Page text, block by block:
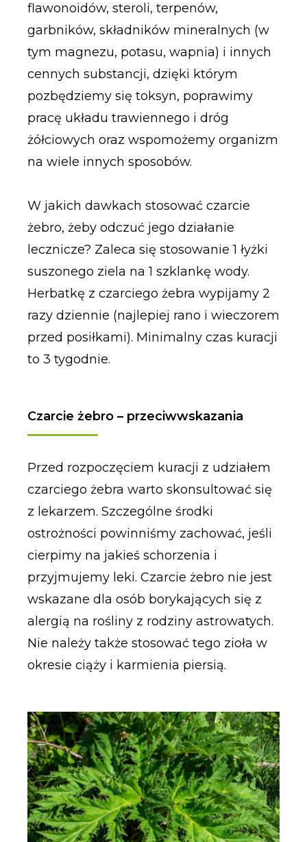
flawonoidów, steroli, terpenów,
garbników, składników mineralnych (w
tym magnezu, potasu, wapnia) i innych
cennych substancji, dzięki którym
pozbędziemy się toksyn, poprawimy
pracę układu trawiennego i dróg
żółciowych oraz wspomożemy organizm
na wiele innych sposobów.
W jakich dawkach stosować czarcie
żebro, żeby odczuć jego działanie
lecznicze? Zaleca się stosowanie 1 łyżki
suszonego ziela na 1 szklankę wody.
Herbatkę z czarciego żebra wypijamy 2
razy dziennie (najlepiej rano i wieczorem
przed posiłkami). Minimalny czas kuracji
to 3 tygodnie.
Czarcie żebro – przeciwwskazania
Przed rozpoczęciem kuracji z udziałem
czarciego żebra warto skonsultować się
z lekarzem. Szczególne środki
ostrożności powinniśmy zachować, jeśli
cierpimy na jakieś schorzenia i
przyjmujemy leki. Czarcie żebro nie jest
wskazane dla osób borykających się z
alergią na rośliny z rodziny astrowatych.
Nie należy także stosować tego zioła w
okresie ciąży i karmienia piersią.